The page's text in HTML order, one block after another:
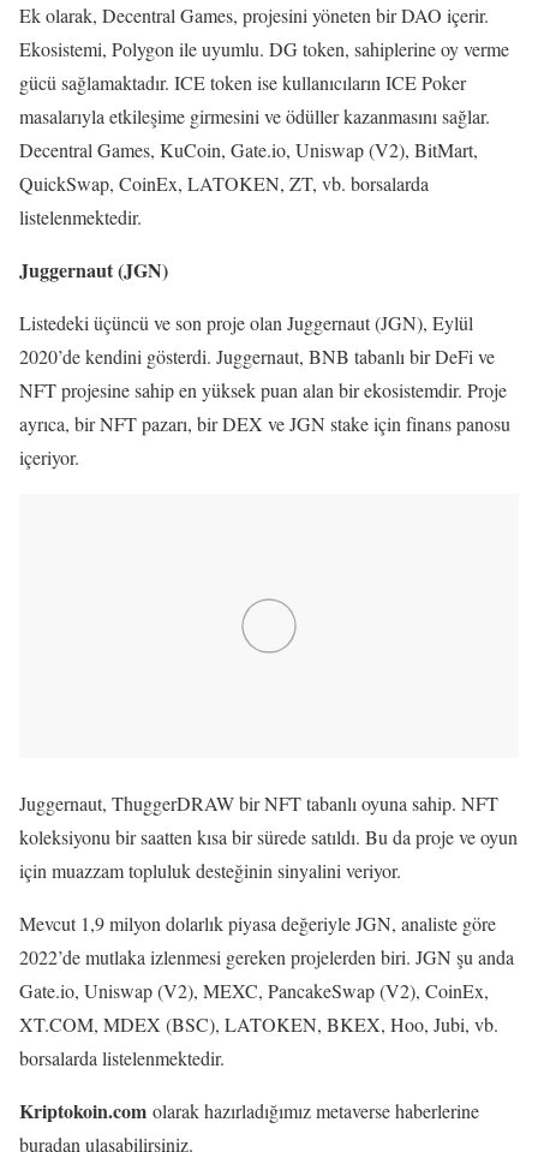
Ek olarak, Decentral Games, projesini yöneten bir DAO içerir.
Ekosistemi, Polygon ile uyumlu. DG token, sahiplerine oy verme
gücü sağlamaktadır. ICE token ise kullanıcıların ICE Poker
masalarıyla etkileşime girmesini ve ödüller kazanmasını sağlar.
Decentral Games, KuCoin, Gate.io, Uniswap (V2), BitMart,
QuickSwap, CoinEx, LATOKEN, ZT, vb. borsalarda
listelenmektedir.
Juggernaut (JGN)
Listedeki üçüncü ve son proje olan Juggernaut (JGN), Eylül
2020’de kendini gösterdi. Juggernaut, BNB tabanlı bir DeFi ve
NFT projesine sahip en yüksek puan alan bir ekosistemdir. Proje
ayrıca, bir NFT pazarı, bir DEX ve JGN stake için finans panosu
içeriyor.
Juggernaut, ThuggerDRAW bir NFT tabanlı oyuna sahip. NFT
koleksiyonu bir saatten kısa bir sürede satıldı. Bu da proje ve oyun
için muazzam topluluk desteğinin sinyalini veriyor.
Mevcut 1,9 milyon dolarlık piyasa değeriyle JGN, analiste göre
2022’de mutlaka izlenmesi gereken projelerden biri. JGN şu anda
Gate.io, Uniswap (V2), MEXC, PancakeSwap (V2), CoinEx,
XT.COM, MDEX (BSC), LATOKEN, BKEX, Hoo, Jubi, vb.
borsalarda listelenmektedir.
Kriptokoin.com olarak hazırladığımız metaverse haberlerine
buradan ulaşabilirsiniz.